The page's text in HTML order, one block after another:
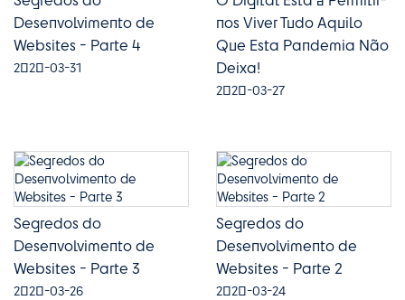
Desenvolvimento de
Websites - Parte 4
2020-03-31
nos Viver Tudo Aquilo
Que Esta Pandemia Não
Deixa!
2020-03-27
Segredos do
Desenvolvimento de
Websites - Parte 3
2020-03-26
Segredos do
Desenvolvimento de
Websites - Parte 2
2020-03-24